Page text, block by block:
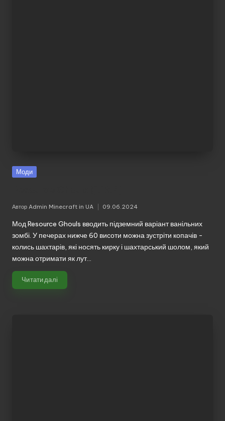
Моди
Опубліковано
Автор Admin Minecraft in UA 09.06.2024
Мод Resource Ghouls вводить підземний варіант ванільних
зомбі. У печерах нижче 60 висоти можна зустріти копачів -
колись шахтарів, які носять кирку і шахтарський шолом, який
можна отримати як лут…
Читати далі